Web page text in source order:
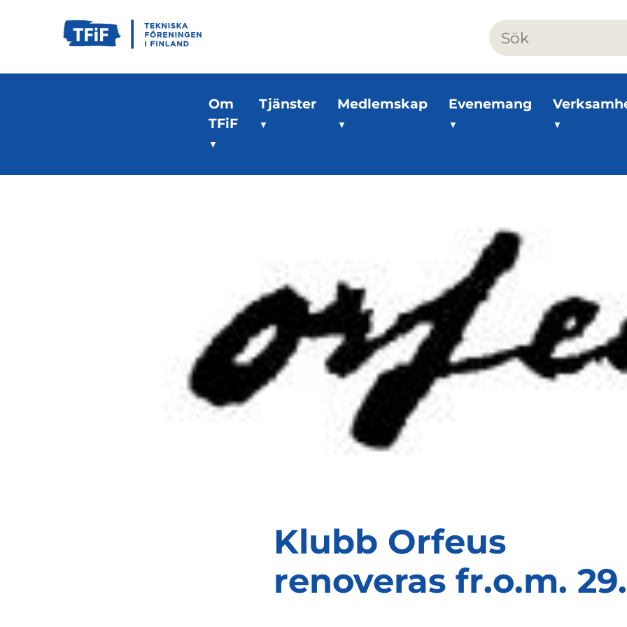
Om
TFiF
Tjänster Medlemskap Evenemang
Klubb Orfeus
renoveras fr.o.m.